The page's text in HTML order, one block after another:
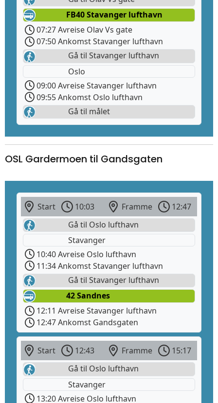
FB40 Stavanger lufthavn
07:27 Avreise Olav Vs gate
07:50 Ankomst Stavanger lufthavn
Gå til Stavanger lufthavn
Oslo
09:00 Avreise Stavanger lufthavn
09:55 Ankomst Oslo lufthavn
Gå til målet
OSL Gardermoen til Gandsgaten
Start 10:03 Framme
12:47
Gå til Oslo lufthavn
Stavanger
10:40 Avreise Oslo lufthavn
11:34 Ankomst Stavanger lufthavn
Gå til Stavanger lufthavn
42 Sandnes
12:11 Avreise Stavanger lufthavn
12:47 Ankomst Gandsgaten
Start 12:43 Framme
15:17
Gå til Oslo lufthavn
Stavanger
13:20 Avreise Oslo lufthavn